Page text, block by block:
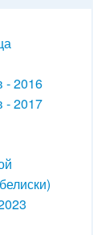
- 2016
- 2017